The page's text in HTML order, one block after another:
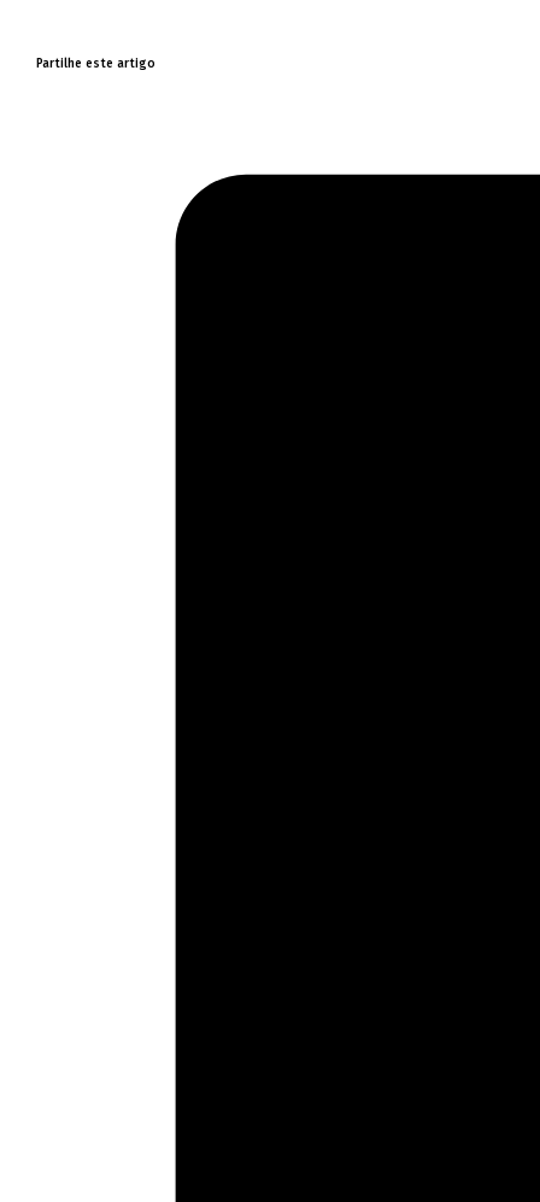
Partilhe este artigo